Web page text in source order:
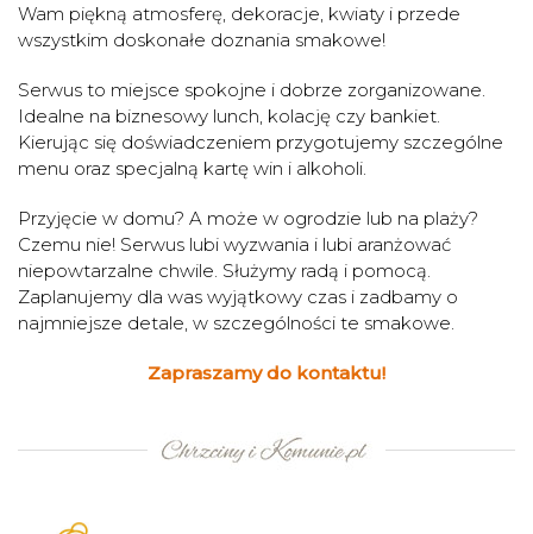
Wam piękną atmosferę, dekoracje, kwiaty i przede
wszystkim doskonałe doznania smakowe!
Serwus to miejsce spokojne i dobrze zorganizowane.
Idealne na biznesowy lunch, kolację czy bankiet.
Kierując się doświadczeniem przygotujemy szczególne
menu oraz specjalną kartę win i alkoholi.
Przyjęcie w domu? A może w ogrodzie lub na plaży?
Czemu nie! Serwus lubi wyzwania i lubi aranżować
niepowtarzalne chwile. Służymy radą i pomocą.
Zaplanujemy dla was wyjątkowy czas i zadbamy o
najmniejsze detale, w szczególności te smakowe.
Zapraszamy do kontaktu!